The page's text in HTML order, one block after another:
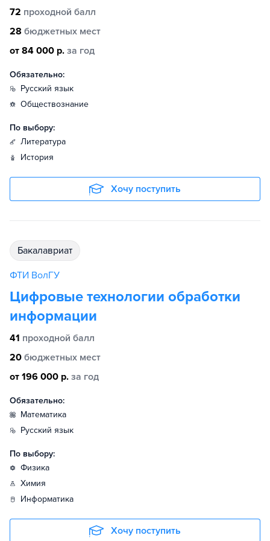
72 проходной балл
28 бюджетных мест
от 84 000 р. за год
Обязательно:
русский язык
обществознание
По выбору:
литература
история
Хочу поступить
бакалавриат
ФТИ ВолГУ
Цифровые технологии обработки
информации
41 проходной балл
20 бюджетных мест
от 196 000 р. за год
Обязательно:
математика
русский язык
По выбору:
физика
химия
информатика
Хочу поступить